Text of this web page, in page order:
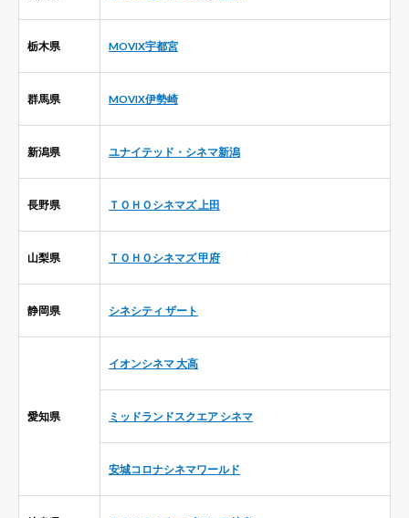
栃木県 MOVIX宇都宮
群馬県 MOVIX伊勢崎
新潟県 ユナイテッド・シネマ新潟
長野県 ＴＯＨＯシネマズ 上田
山梨県 ＴＯＨＯシネマズ 甲府
静岡県 シネシティ ザート
愛知県
イオンシネマ 大高
ミッドランドスクエア シネマ
安城コロナシネマワールド